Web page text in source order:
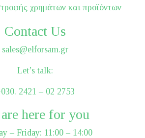
χρημάτων και προϊόντων
Contact Us
sales@elforsam.gr
Let’s talk:
2421 – 02 2753
here for you
– Friday: 11:00 – 14:00